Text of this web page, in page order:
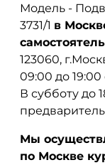
Модель -
3731/1 в
123060,
09:00 до
В субботу до
Мы
по Москве